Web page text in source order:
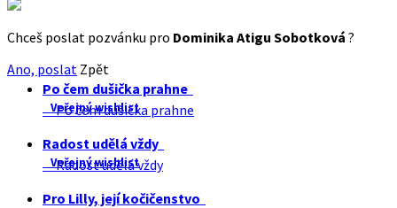
Chceš poslat pozvánku pro Dominika Atigu Sobotková ?
Ano, poslat Zpět
Po čem dušička prahne
Veřejný wishlist
Po čem dušička prahne
Radost udělá vždy
Veřejný wishlist
Radost udělá vždy
Pro Lilly, její kočičenstvo